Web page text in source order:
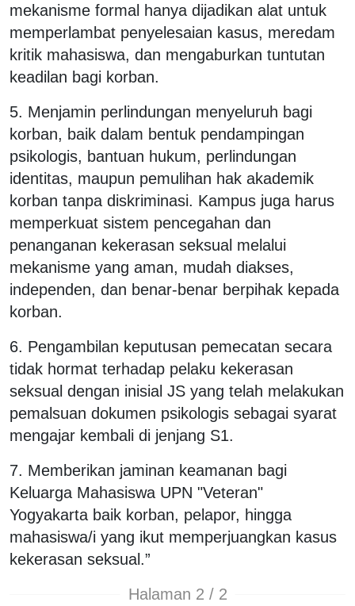
mekanisme formal hanya dijadikan alat untuk
memperlambat penyelesaian kasus, meredam
kritik mahasiswa, dan mengaburkan tuntutan
keadilan bagi korban.
5. Menjamin perlindungan menyeluruh bagi
korban, baik dalam bentuk pendampingan
psikologis, bantuan hukum, perlindungan
identitas, maupun pemulihan hak akademik
korban tanpa diskriminasi. Kampus juga harus
memperkuat sistem pencegahan dan
penanganan kekerasan seksual melalui
mekanisme yang aman, mudah diakses,
independen, dan benar-benar berpihak kepada
korban.
6. Pengambilan keputusan pemecatan secara
tidak hormat terhadap pelaku kekerasan
seksual dengan inisial JS yang telah melakukan
pemalsuan dokumen psikologis sebagai syarat
mengajar kembali di jenjang S1.
7. Memberikan jaminan keamanan bagi
Keluarga Mahasiswa UPN "Veteran"
Yogyakarta baik korban, pelapor, hingga
mahasiswa/i yang ikut memperjuangkan kasus
kekerasan seksual.”
Halaman 2 / 2